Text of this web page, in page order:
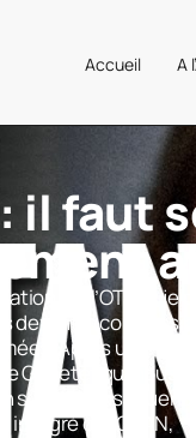
Accueil A
: il faut
sur l’OTAN :
devant la
Après un
Genetet qui nous
sur les
de l’OTAN,